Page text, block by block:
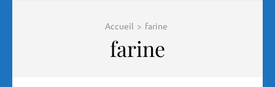
Accueil > farine
farine